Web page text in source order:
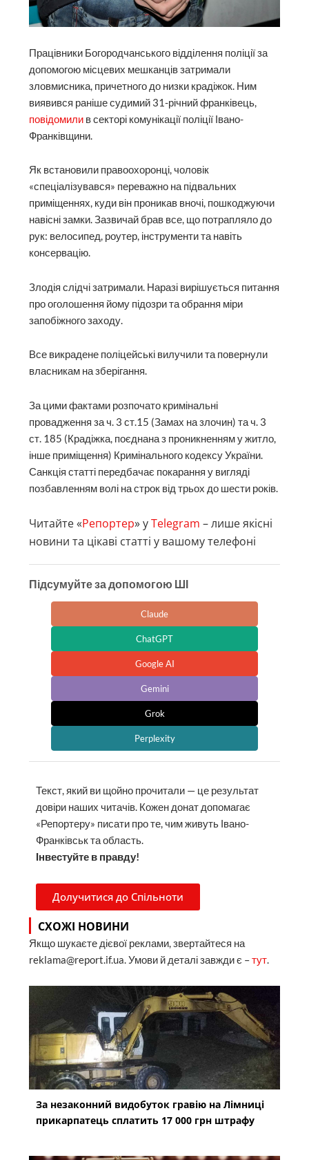
Працівники Богородчанського відділення поліції за
допомогою місцевих мешканців затримали
зловмисника, причетного до низки крадіжок. Ним
виявився раніше судимий 31-річний франківець,
повідомили в секторі комунікації поліції Івано-
Франківщини.
Як встановили правоохоронці, чоловік
«спеціалізувався» переважно на підвальних
приміщеннях, куди він проникав вночі, пошкоджуючи
навісні замки. Зазвичай брав все, що потрапляло до
рук: велосипед, роутер, інструменти та навіть
консервацію.
Злодія слідчі затримали. Наразі вирішується питання
про оголошення йому підозри та обрання міри
запобіжного заходу.
Все викрадене поліцейські вилучили та повернули
власникам на зберігання.
За цими фактами розпочато кримінальні
провадження за ч. 3 ст.15 (Замах на злочин) та ч. 3
ст. 185 (Крадіжка, поєднана з проникненням у житло,
інше приміщення) Кримінального кодексу України.
Санкція статті передбачає покарання у вигляді
позбавленням волі на строк від трьох до шести років.
Читайте «Репортер» уTelegram – лише якісні
новини та цікаві статті у вашому телефоні
Підсумуйте за допомогою ШІ
Claude
ChatGPT
Google AI
Gemini
Grok
Perplexity
Текст, який ви щойно прочитали — це результат
довіри наших читачів. Кожен донат допомагає
«Репортеру» писати про те, чим живуть Івано-
Франківськ та область.
Інвестуйте в правду!
Долучитися до Спільноти
СХОЖІ НОВИНИ
Якщо шукаєте дієвої реклами, звертайтеся на
reklama@report.if.ua. Умови й деталі завжди є –тут.
За незаконний видобуток гравію на Лімниці
прикарпатець сплатить 17 000 грн штрафу